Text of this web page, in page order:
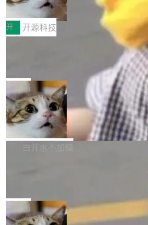
和销毁都太重了。一个 Agent 要执
只需要几毫秒的 CPU 时间，但容器
就绪要花数秒。如果未来有十...
函，也没选择庭外沉默。它在官网
文，标题只有六个字：Apple is
ng。 然后，它把邮件往来和
录全贴了出来。 他发错人了 苹果外
iel Gross 来自 Weil 律所，2 月 23
给 OpenAI 总法律顾问 Che Chang
件，附了一封长信，要求 OpenAI
果员工带走机密信...
ddy鸿蒙PC版，说话就能干活的
搭子
全能AI工作台WorkBuddy鸿蒙PC版
I MatePad Edge应用市场，直接下
用，与鸿蒙电脑上的体验一致。值
这是目前市面上唯一支持平板接入
C版的产品，搭载“人机双写”重磅
你的，AI写AI的，同屏协作互不干
AI帮你干活，现在开启全新体验！
体验WorkBuddy鸿蒙PC版前，请将
atePad Edge 升级至 HarmonyOS
P9 patch03及以上版本。 *升级路
开 开源科技
FFmpeg 9.0 发布：代号“Lei”，
全球知名开源多媒体框架 FFmpeg
布了 9.0 版本。这个版本除了带来
处理能力和硬件加速支持之外，还
处：FFmpeg 9.0 的代号是“Lei”。
来自中国开发者雷霄骅（Lei
很多中国音视频开发者而言，这个名
“启蒙老师”。 而今年，恰好是雷霄骅
年。FFmpeg 社区最终选择用一个大
局
亚马逊成本失控：AI 写代码烧掉
万元，超预算 860%
外媒近日曝光了亚马逊的多份内部
导致公司在多个项目上超支。《金融
编写程序，目标是完成电商平台作者
列表的数据匹配 —— 一项常规的数
白开水不加糖
e CEO Clément Delangue 在
没有拐弯抹角。他说中国正在赢得 AI
局